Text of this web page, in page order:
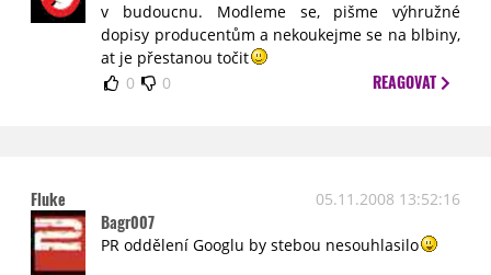
v budoucnu. Modleme se, pišme výhružné
dopisy producentům a nekoukejme se na blbiny,
at je přestanou točit
0
0 REAGOVAT
Fluke 05.11.2008 13:52:16
Bagr007
PR oddělení Googlu by stebou nesouhlasilo